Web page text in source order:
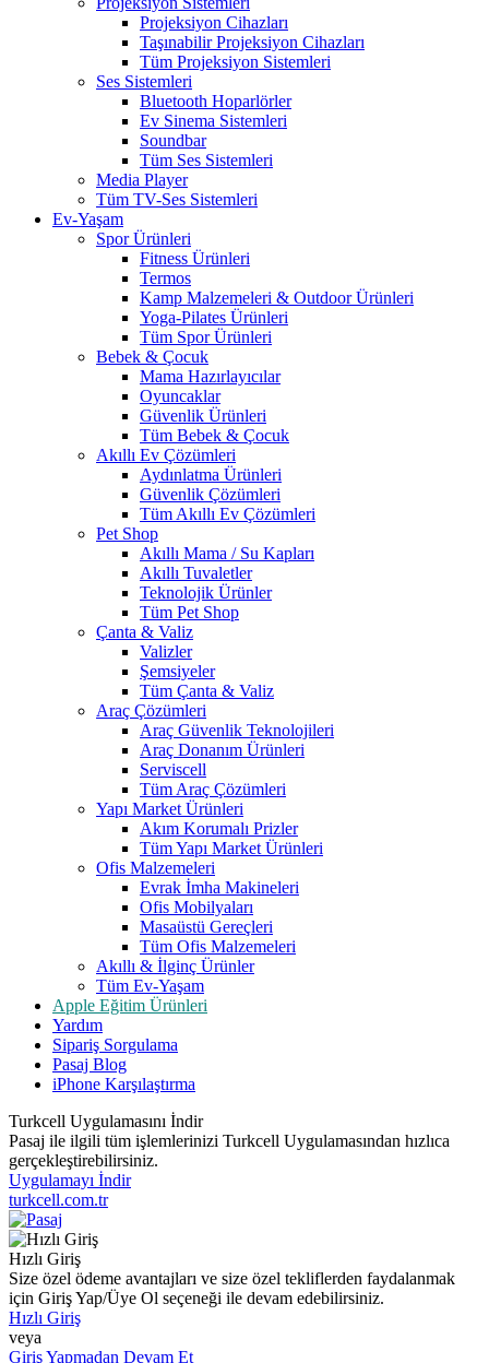
Projeksiyon Cihazları
Taşınabilir Projeksiyon Cihazları
Tüm Projeksiyon Sistemleri
Ses Sistemleri
Bluetooth Hoparlörler
Ev Sinema Sistemleri
Soundbar
Tüm Ses Sistemleri
Media Player
Tüm TV-Ses Sistemleri
Ev-Yaşam
Spor Ürünleri
Fitness Ürünleri
Termos
Kamp Malzemeleri & Outdoor Ürünleri
Yoga-Pilates Ürünleri
Tüm Spor Ürünleri
Bebek & Çocuk
Mama Hazırlayıcılar
Oyuncaklar
Güvenlik Ürünleri
Tüm Bebek & Çocuk
Akıllı Ev Çözümleri
Aydınlatma Ürünleri
Güvenlik Çözümleri
Tüm Akıllı Ev Çözümleri
Pet Shop
Akıllı Mama / Su Kapları
Akıllı Tuvaletler
Teknolojik Ürünler
Tüm Pet Shop
Çanta & Valiz
Valizler
Şemsiyeler
Tüm Çanta & Valiz
Araç Çözümleri
Araç Güvenlik Teknolojileri
Araç Donanım Ürünleri
Serviscell
Tüm Araç Çözümleri
Yapı Market Ürünleri
Akım Korumalı Prizler
Tüm Yapı Market Ürünleri
Ofis Malzemeleri
Evrak İmha Makineleri
Ofis Mobilyaları
Masaüstü Gereçleri
Tüm Ofis Malzemeleri
Akıllı & İlginç Ürünler
Tüm Ev-Yaşam
Apple Eğitim Ürünleri
Yardım
Sipariş Sorgulama
Pasaj Blog
iPhone Karşılaştırma
Turkcell Uygulamasını İndir
Pasaj ile ilgili tüm işlemlerinizi Turkcell Uygulamasından hızlıca
gerçekleştirebilirsiniz.
Uygulamayı İndir
turkcell.com.tr
Hızlı Giriş
Size özel ödeme avantajları ve size özel tekliflerden faydalanmak
için Giriş Yap/Üye Ol seçeneği ile devam edebilirsiniz.
Hızlı Giriş
veya
Giriş Yapmadan Devam Et